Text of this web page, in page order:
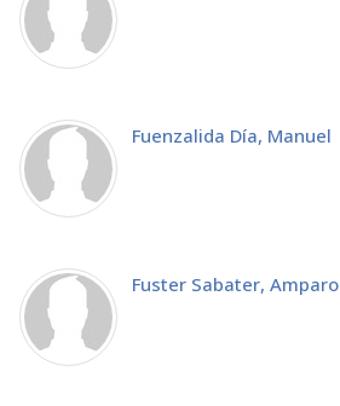
Fuenzalida Día, Manuel
Fuster Sabater, Amparo